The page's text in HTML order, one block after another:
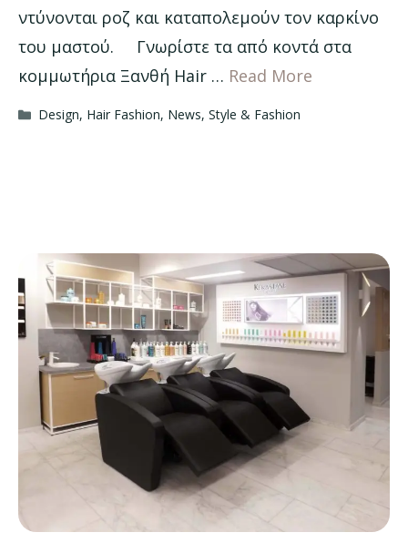
ντύνονται ροζ και καταπολεμούν τον καρκίνο
του μαστού. Γνωρίστε τα από κοντά στα
κομμωτήρια Ξανθή Hair … Read More
Categories
Design, Hair Fashion, News,Style & Fashion